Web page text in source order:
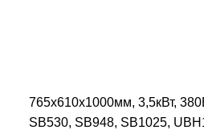
765х610х1000мм, 3,5кВт,
SB530, SB948, SB1025,